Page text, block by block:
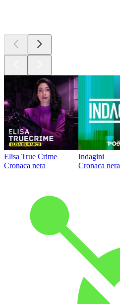
Elisa True Crime
Cronaca nera
Indagini
Cronaca nera